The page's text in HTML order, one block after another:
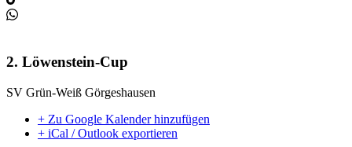
2. Löwenstein-Cup
SV Grün-Weiß Görgeshausen
+ Zu Google Kalender hinzufügen
+ iCal / Outlook exportieren